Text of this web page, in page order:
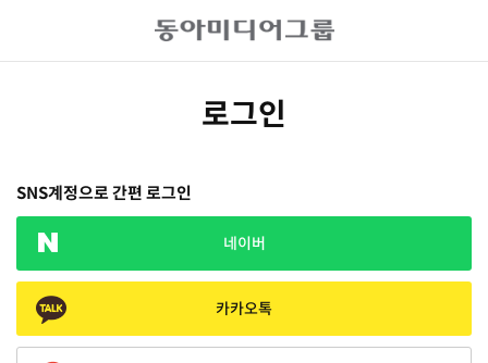
로그인
SNS계정으로 간편 로그인
네이버
카카오톡